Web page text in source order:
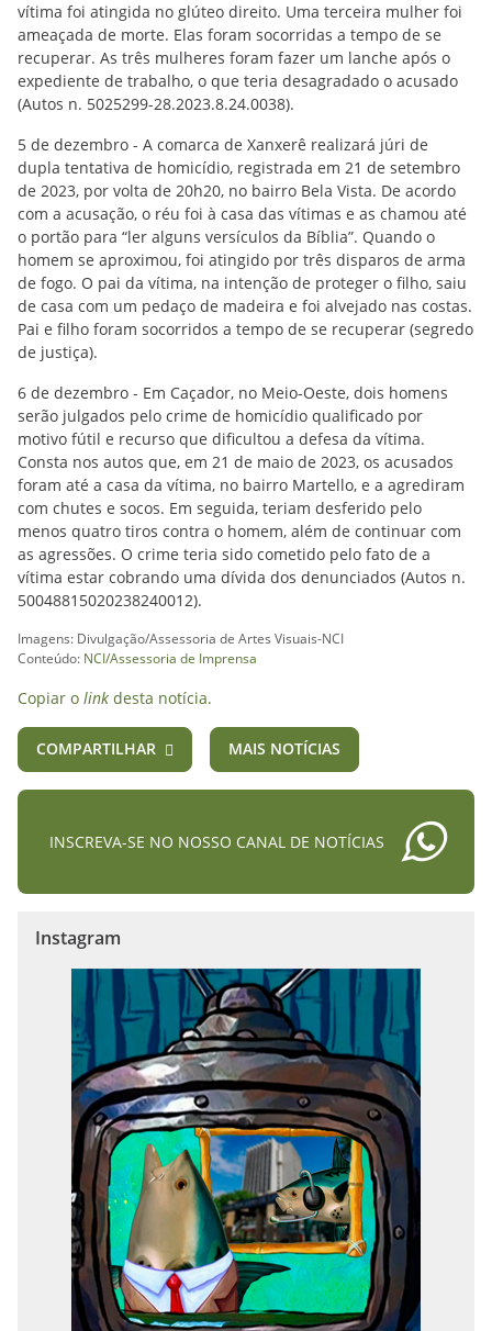
vítima foi atingida no glúteo direito. Uma terceira mulher foi
ameaçada de morte. Elas foram socorridas a tempo de se
recuperar. As três mulheres foram fazer um lanche após o
expediente de trabalho, o que teria desagradado o acusado
(Autos n. 5025299-28.2023.8.24.0038).
5 de dezembro - A comarca de Xanxerê realizará júri de
dupla tentativa de homicídio, registrada em 21 de setembro
de 2023, por volta de 20h20, no bairro Bela Vista. De acordo
com a acusação, o réu foi à casa das vítimas e as chamou até
o portão para “ler alguns versículos da Bíblia”. Quando o
homem se aproximou, foi atingido por três disparos de arma
de fogo. O pai da vítima, na intenção de proteger o filho, saiu
de casa com um pedaço de madeira e foi alvejado nas costas.
Pai e filho foram socorridos a tempo de se recuperar (segredo
de justiça).
6 de dezembro - Em Caçador, no Meio-Oeste, dois homens
serão julgados pelo crime de homicídio qualificado por
motivo fútil e recurso que dificultou a defesa da vítima.
Consta nos autos que, em 21 de maio de 2023, os acusados
foram até a casa da vítima, no bairro Martello, e a agrediram
com chutes e socos. Em seguida, teriam desferido pelo
menos quatro tiros contra o homem, além de continuar com
as agressões. O crime teria sido cometido pelo fato de a
vítima estar cobrando uma dívida dos denunciados (Autos n.
50048815020238240012).
Imagens: Divulgação/Assessoria de Artes Visuais-NCI
Conteúdo: NCI/Assessoria de Imprensa
Copiar o link desta notícia.
COMPARTILHAR MAIS NOTÍCIAS
INSCREVA-SE NO NOSSO CANAL DE NOTÍCIAS
Instagram